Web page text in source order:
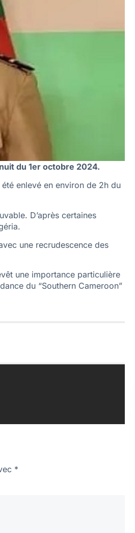
du 1er octobre 2024.
enlevé en environ de 2h du
D’après certaines
une recrudescence des
une importance particulière
du “Southern Cameroon”
*